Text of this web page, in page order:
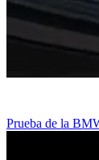
Prueba de la